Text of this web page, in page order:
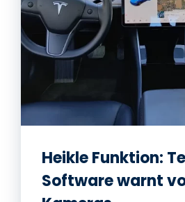
Heikle Funktion:
Software warnt